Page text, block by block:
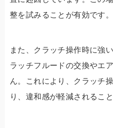
整を試みることが有効です。
また、クラッチ操作時に強
ラッチフルードの交換やエ
ん。これにより、クラッチ
り、違和感が軽減されるこ